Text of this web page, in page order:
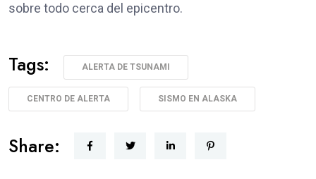
sobre todo cerca del epicentro.
Tags: ALERTA DE TSUNAMI
CENTRO DE ALERTA SISMO EN ALASKA
Share: